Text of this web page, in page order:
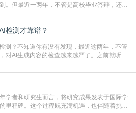
。但最近一两年，不管是高校毕业答辩，还是
查重和普通查重到底有啥区别？这里说透：普
献的重复比例，防的是抄袭；AI查重查的是你
的是过
检测才靠谱？
测？不知道你有没有发现，最近这两年，不管
对AI生成内容的检查越来越严了。之前就听身
范，真的太冤了。现在国内多数高校和核心期
如果使用AI生成内容辅助写作，必须明确标
为不符合学
学者和研究生而言，将研究成果发表于国际学
里程碑。这个过程既充满机遇，也伴随着挑